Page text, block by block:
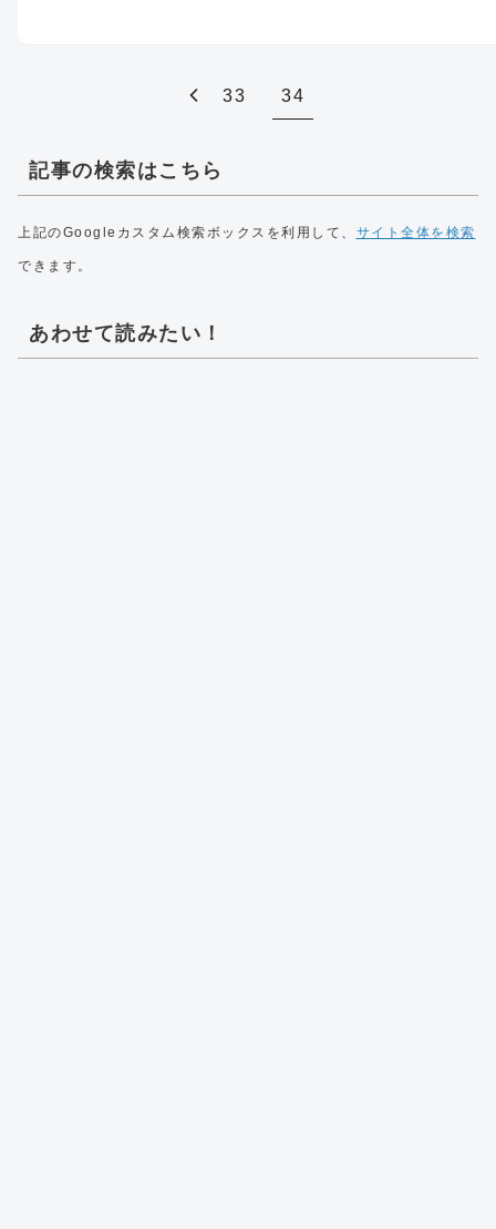
33 34
記事の検索はこちら
上記のGoogleカスタム検索ボックスを利用して、 サイト全体を検索
できます。
あわせて読みたい！